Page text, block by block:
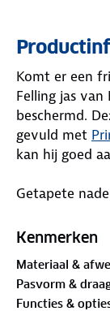
Komt er een
Felling jas
beschermd.
gevuld met
kan hij goed
Getapete
voert warmte
een
Duimgaten in
Kenmerken
Materiaal &
Pasvorm &
Functies &